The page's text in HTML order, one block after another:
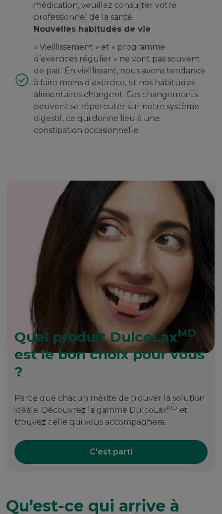
médication, veuillez consulter votre
professionnel de la santé.
Nouvelles habitudes de vie
« Vieillissement » et « programme
d’exercices régulier » ne vont pas souvent
de pair. En vieillissant, nous avons tendance
à faire moins d’exercice, et nos habitudes
alimentaires changent. Ces changements
peuvent se répercuter sur notre système
digestif, ce qui donne lieu à une
constipation occasionnelle.
Quel produit DulcoLaxMD
est le bon choix pour vous
?
Parce que chacun mérite de trouver la solution
idéale. Découvrez la gamme DulcoLaxMD et
trouvez celle qui vous accompagnera.
C'est parti
Qu’est-ce qui arrive à